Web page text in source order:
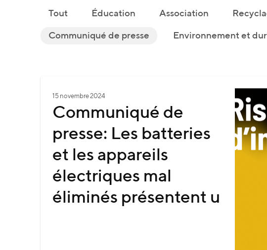
Tout Éducation Association
Communiqué de presse Environnement et
15 novembre 2024
Communiqué de
presse: Les batteries
et les appareils
électriques mal
éliminés présentent u